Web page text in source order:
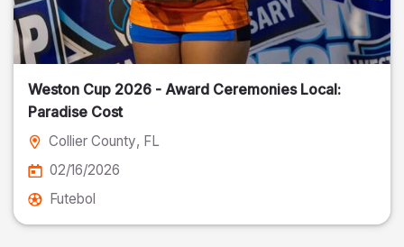
Weston Cup 2026 - Award Ceremonies Local:
Paradise Cost
Collier County, FL
02/16/2026
Futebol